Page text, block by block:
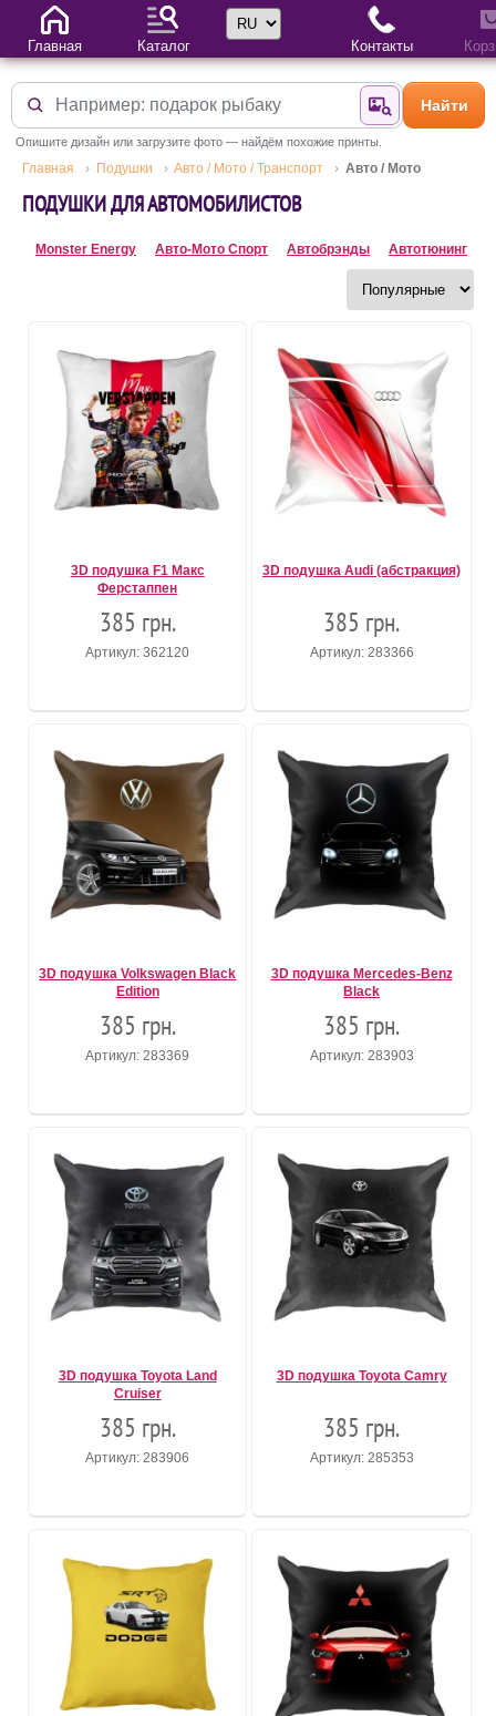
Найти поНайти
Опишите дизайн или загрузите фото — найдём похожие принты.
Главная Подушки Авто / Мото / Транспорт Авто / Мото
ПОДУШКИ ДЛЯ АВТОМОБИЛИСТОВ
Monster Energy Авто-Мото Спорт Автобрэнды Автотюнинг
3D подушка F1 Макс
Ферстаппен
385 грн.
Артикул: 362120
3D подушка Audi (абстракция)
385 грн.
Артикул: 283366
3D подушка Volkswagen Black
Edition
385 грн.
Артикул: 283369
3D подушка Mercedes-Benz
Black
385 грн.
Артикул: 283903
3D подушка Toyota Land
Cruiser
385 грн.
Артикул: 283906
3D подушка Toyota Camry
385 грн.
Артикул: 285353
Главная Каталог
Выбор языка
Контакты